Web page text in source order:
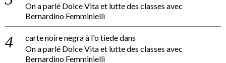
On a parlé Dolce Vita et lutte des classes avec
Bernardino Femminielli
carte noire negra à l'o tiededans
On a parlé Dolce Vita et lutte des classes avec
Bernardino Femminielli